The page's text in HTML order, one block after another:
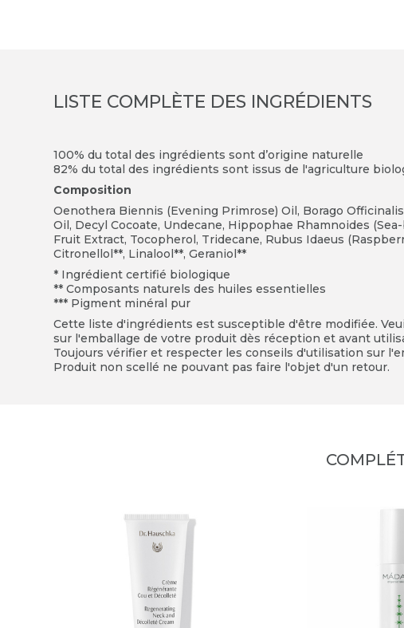
LISTE COMPLÈTE DES INGRÉDIENTS
100% du total des ingrédients sont d’origine naturelle
82% du total des ingrédients sont issus de l'agriculture
Composition
Oenothera Biennis (Evening Primrose) Oil, Borago
Oil, Decyl Cocoate, Undecane, Hippophae Rhamnoides
Fruit Extract, Tocopherol, Tridecane, Rubus Idaeus
Citronellol**, Linalool**, Geraniol**
* Ingrédient certifié biologique
** Composants naturels des huiles essentielles
*** Pigment minéral pur
Cette liste d'ingrédients est susceptible d'être modifiée.
sur l'emballage de votre produit dès réception et avant
Toujours vérifier et respecter les conseils d'utilisation sur
Produit non scellé ne pouvant pas faire l'objet d'un retour.